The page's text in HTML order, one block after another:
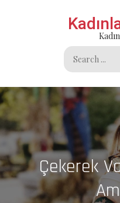
Search
for:
Çekerek